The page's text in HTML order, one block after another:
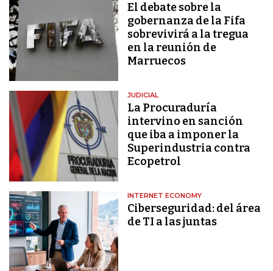
El debate sobre la
gobernanza de la Fifa
sobrevivirá a la tregua
en la reunión de
Marruecos
JUDICIAL
La Procuraduría
intervino en sanción
que iba a imponer la
Superindustria contra
Ecopetrol
INTERNET ECONOMY
Ciberseguridad: del área
de TI a las juntas